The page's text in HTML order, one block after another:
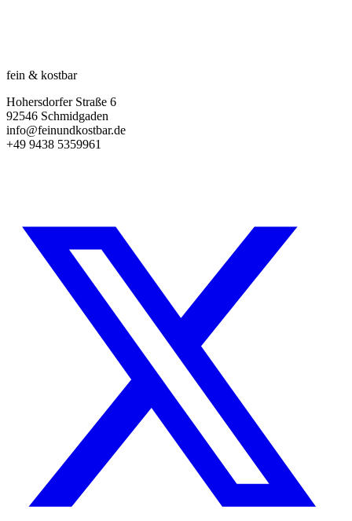
fein & kostbar
Hohersdorfer Straße 6
92546 Schmidgaden
info@feinundkostbar.de
+49 9438 5359961